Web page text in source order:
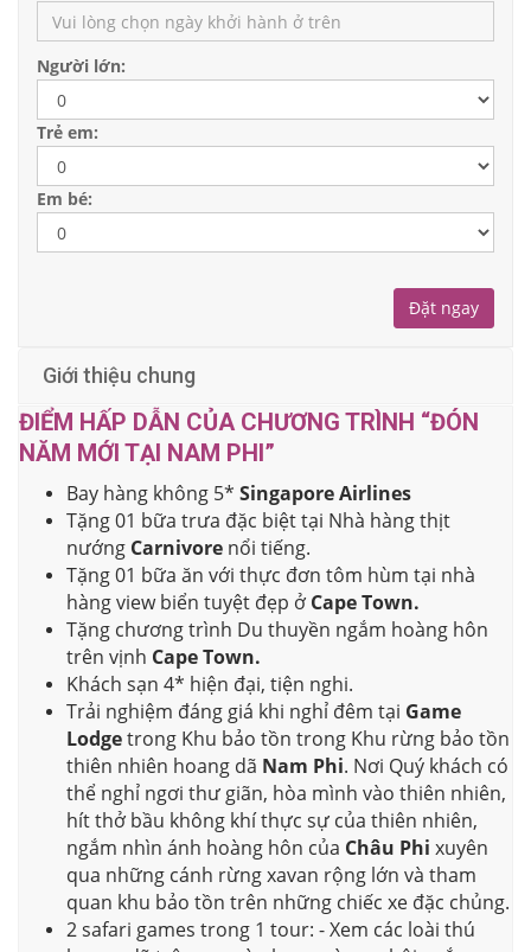
Đã chọn
Người lớn:
Trẻ em:
Em bé:
Giới thiệu chung
ĐIỂM HẤP DẪN CỦA CHƯƠNG TRÌNH “ĐÓN
NĂM MỚI TẠI NAM PHI”
Bay hàng không 5* Singapore Airlines
Tặng 01 bữa trưa đặc biệt tại Nhà hàng thịt
nướng Carnivore nổi tiếng.
Tặng 01 bữa ăn với thực đơn tôm hùm tại nhà
hàng view biển tuyệt đẹp ở Cape Town.
Tặng chương trình Du thuyền ngắm hoàng hôn
trên vịnh Cape Town.
Khách sạn 4* hiện đại, tiện nghi.
Trải nghiệm đáng giá khi nghỉ đêm tại Game
Lodgetrong Khu bảo tồn trong Khu rừng bảo tồn
thiên nhiên hoang dã Nam Phi. Nơi Quý khách có
thể nghỉ ngơi thư giãn, hòa mình vào thiên nhiên,
hít thở bầu không khí thực sự của thiên nhiên,
ngắm nhìn ánh hoàng hôn của Châu Phi xuyên
qua những cánh rừng xavan rộng lớn và tham
quan khu bảo tồn trên những chiếc xe đặc chủng.
2 safari games trong 1 tour: - Xem các loài thú